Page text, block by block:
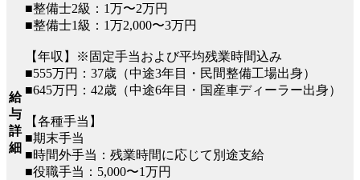
給
与
詳
細
■整備士2級：1万〜2万円
■整備士1級：1万2,000〜3万円
【年収】※固定手当および平均残業時間込み
■555万円：37歳（中途3年目・民間整備工場出身）
■645万円：42歳（中途6年目・国産車ディーラー出身）
【各種手当】
■期末手当
■時間外手当：残業時間に応じて別途支給
■役職手当：5,000〜1万円